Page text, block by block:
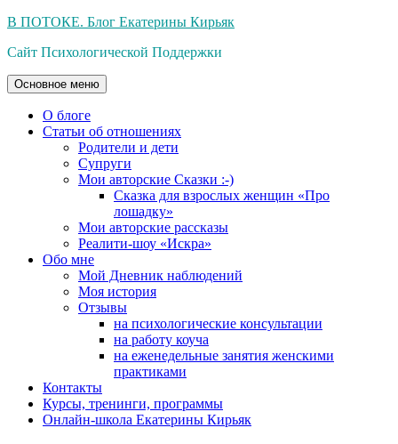
Перейти
содержимому
В ПОТОКЕ. Блог Екатерины Кирьяк
Сайт Психологической Поддержки
Основное меню
О блоге
Статьи об отношениях
Родители и дети
Супруги
Мои авторские Сказки :-)
Сказка для взрослых женщин «Про
лошадку»
Мои авторские рассказы
Реалити-шоу «Искра»
Обо мне
Мой Дневник наблюдений
Моя история
Отзывы
на психологические консультации
на работу коуча
на еженедельные занятия женскими
практиками
Контакты
Курсы, тренинги, программы
Онлайн-школа Екатерины Кирьяк